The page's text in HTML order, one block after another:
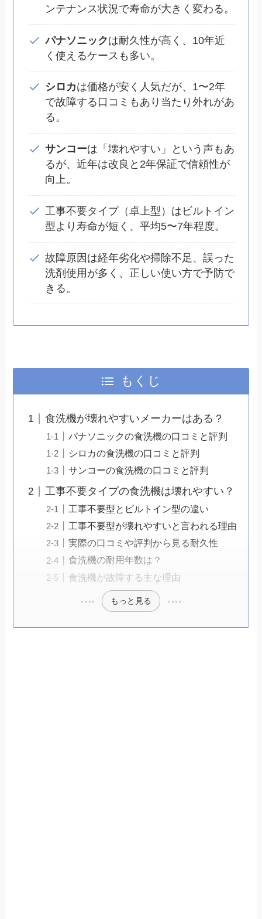
ンテナンス状況で寿命が大きく変わる。
パナソニックは耐久性が高く、10年近
く使えるケースも多い。
シロカは価格が安く人気だが、1〜2年
で故障する口コミもあり当たり外れがあ
る。
サンコーは「壊れやすい」という声もあ
るが、近年は改良と2年保証で信頼性が
向上。
工事不要タイプ（卓上型）はビルトイン
型より寿命が短く、平均5〜7年程度。
故障原因は経年劣化や掃除不足、誤った
洗剤使用が多く、正しい使い方で予防で
きる。
もくじ
食洗機が壊れやすいメーカーはある？
パナソニックの食洗機の口コミと評判
シロカの食洗機の口コミと評判
サンコーの食洗機の口コミと評判
工事不要タイプの食洗機は壊れやすい？
工事不要型とビルトイン型の違い
工事不要型が壊れやすいと言われる理由
実際の口コミや評判から見る耐久性
食洗機の耐用年数は？
食洗機が故障する主な理由
もっと見る